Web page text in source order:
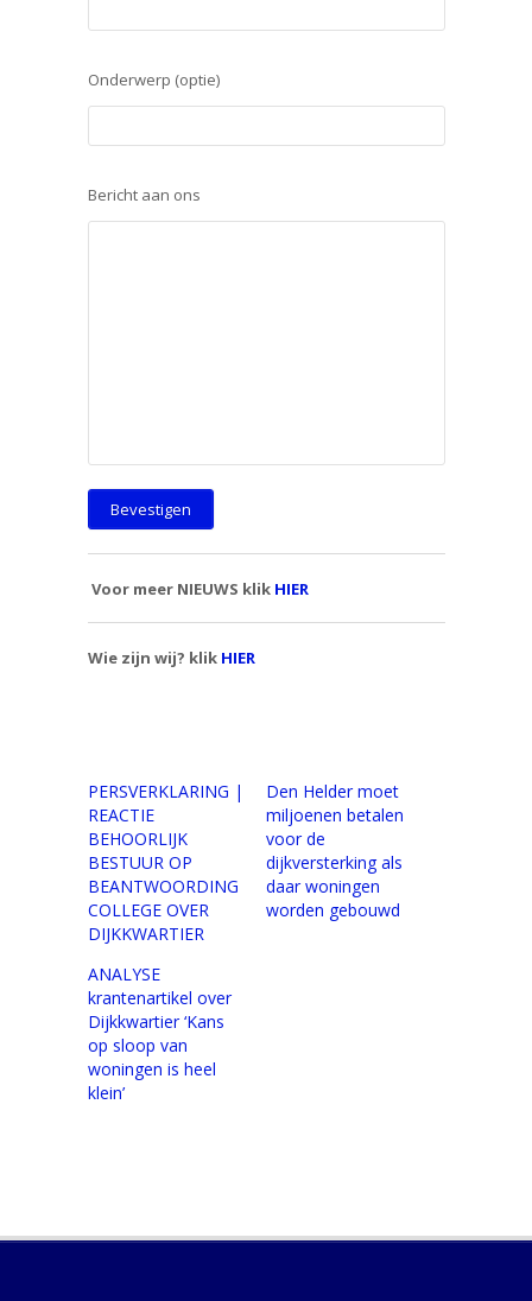
Onderwerp (optie)
Bericht aan ons
Voor meer NIEUWS klik HIER
Wie zijn wij? klik HIER
PERSVERKLARING |
REACTIE
BEHOORLIJK
BESTUUR OP
BEANTWOORDING
COLLEGE OVER
DIJKKWARTIER
Den Helder moet
miljoenen betalen
voor de
dijkversterking als
daar woningen
worden gebouwd
ANALYSE
krantenartikel over
Dijkkwartier ‘Kans
op sloop van
woningen is heel
klein’